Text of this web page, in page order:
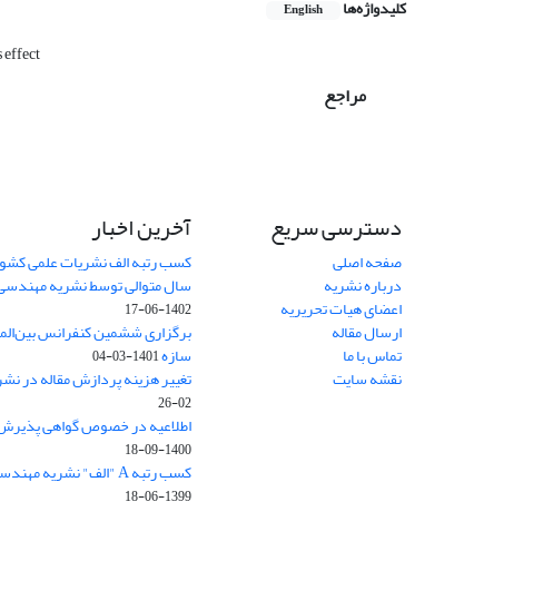
کلیدواژه‌ها English
effect
مراجع
دسترسی سریع
صفحه اصلی
درباره نشریه
اعضای هیات تحریریه
ارسال مقاله
تماس با ما
نقشه سایت
آخرین اخبار
کسب رتبه الف نشریات علمی
سال متوالی توسط نشریه
1402-06-17
برگزاری ششمین کنفرانس
سازه1401-03-04
تغییر هزینه پردازش مقاله در
02-26
اطلاعیه در خصوص گواهی
1400-09-18
کسب رتبه A "الف" نشریه مهندسی سازه و ساخت
1399-06-18